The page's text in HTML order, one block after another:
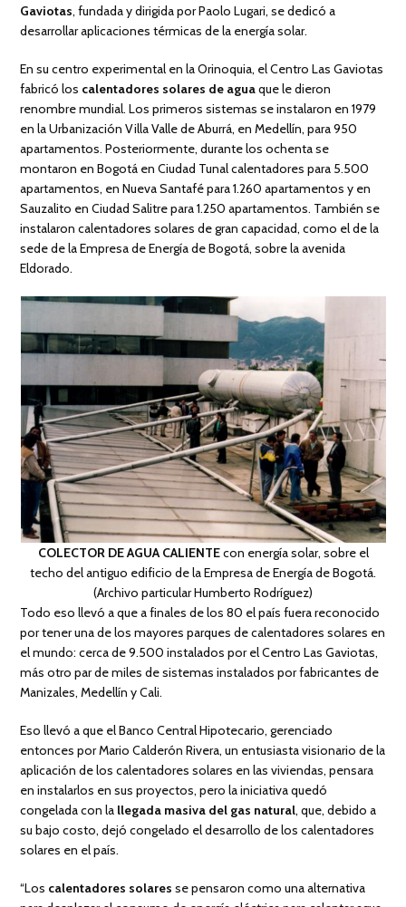
Gaviotas, fundada y dirigida por Paolo Lugari, se dedicó a
desarrollar aplicaciones térmicas de la energía solar.
En su centro experimental en la Orinoquia, el Centro Las Gaviotas
fabricó los calentadores solares de aguaque le dieron
renombre mundial. Los primeros sistemas se instalaron en 1979
en la Urbanización Villa Valle de Aburrá, en Medellín, para 950
apartamentos. Posteriormente, durante los ochenta se
montaron en Bogotá en Ciudad Tunal calentadores para 5.500
apartamentos, en Nueva Santafé para 1.260 apartamentos y en
Sauzalito en Ciudad Salitre para 1.250 apartamentos. También se
instalaron calentadores solares de gran capacidad, como el de la
sede de la Empresa de Energía de Bogotá, sobre la avenida
Eldorado.
COLECTOR DE AGUA CALIENTEcon energía solar, sobre el
techo del antiguo edificio de la Empresa de Energía de Bogotá.
(Archivo particular Humberto Rodríguez)
Todo eso llevó a que a finales de los 80 el país fuera reconocido
por tener una de los mayores parques de calentadores solares en
el mundo: cerca de 9.500 instalados por el Centro Las Gaviotas,
más otro par de miles de sistemas instalados por fabricantes de
Manizales, Medellín y Cali.
Eso llevó a que el Banco Central Hipotecario, gerenciado
entonces por Mario Calderón Rivera, un entusiasta visionario de la
aplicación de los calentadores solares en las viviendas, pensara
en instalarlos en sus proyectos, pero la iniciativa quedó
congelada con la llegada masiva del gas natural, que, debido a
su bajo costo, dejó congelado el desarrollo de los calentadores
solares en el país.
“Los calentadores solares se pensaron como una alternativa